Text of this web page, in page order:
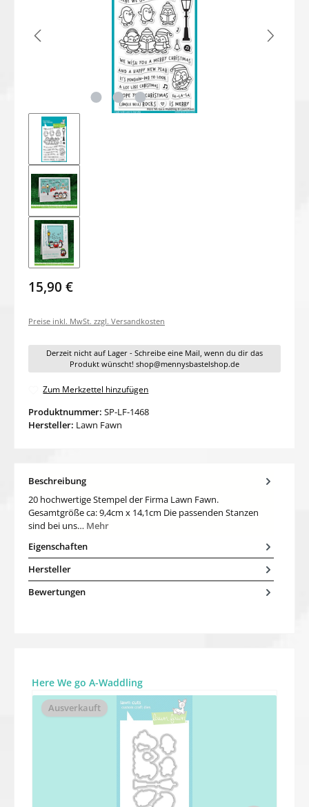
15,90 €
Preise inkl. MwSt. zzgl. Versandkosten
Derzeit nicht auf Lager - Schreibe eine Mail, wenn du dir das
Produkt wünscht! shop@mennysbastelshop.de
Zum Merkzettel hinzufügen
Produktnummer: SP-LF-1468
Hersteller: Lawn Fawn
Beschreibung
20 hochwertige Stempel der Firma Lawn Fawn.
Gesamtgröße ca: 9,4cm x 14,1cm Die passenden Stanzen
sind bei uns… Mehr
Eigenschaften
Hersteller
Bewertungen
Produktgalerie überspringen
Here We go A-Waddling
Ausverkauft